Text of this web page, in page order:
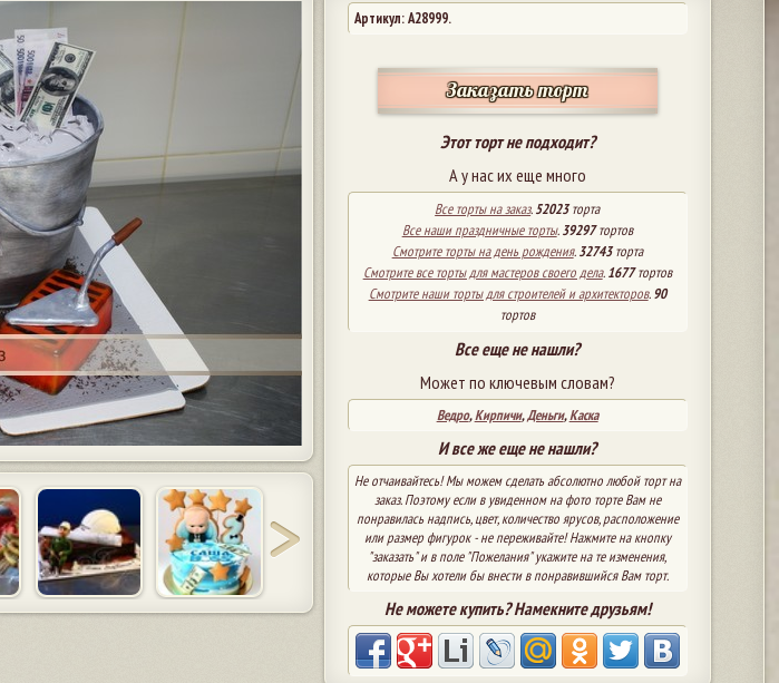
Артикул: A28999.
Заказать торт
Этот торт не подходит?
А у нас их еще много
Все торты на заказ.52023торта
Все наши праздничные торты.39297тортов
Смотрите торты на день рождения.32743торта
Смотрите все торты для мастеров своего дела.1677тортов
Смотрите наши торты для строителей и архитекторов.90
тортов
Все еще не нашли?
Может по ключевым словам?
Ведро,Кирпичи,Деньги,Каска
И все же еще не нашли?
Не отчаивайтесь! Мы можем сделать абсолютно любой торт на
заказ. Поэтому если в увиденном на фото торте Вам не
понравилась надпись, цвет, количество ярусов, расположение
или размер фигурок - не переживайте! Нажмите на кнопку
"заказать" и в поле "Пожелания" укажите на те изменения,
которые Вы хотели бы внести в понравившийся Вам торт.
Не можете купить? Намекните друзьям!